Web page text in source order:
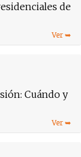
de
Cuándo y